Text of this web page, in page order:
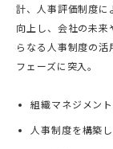
計、人事評価制度に
向上し、会社の未来
らなる人事制度の
フェーズに突入。
組織マネジメン
人事制度を構築